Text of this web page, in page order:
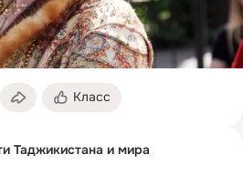
Класс
Таджикистана и мира